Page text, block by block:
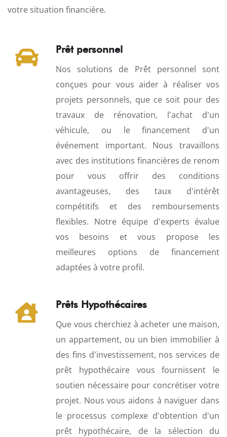
votre situation financière.
Prêt personnel
Nos solutions de Prêt personnel sont
conçues pour vous aider à réaliser vos
projets personnels, que ce soit pour des
travaux de rénovation, l'achat d'un
véhicule, ou le financement d'un
événement important. Nous travaillons
avec des institutions financières de renom
pour vous offrir des conditions
avantageuses, des taux d'intérêt
compétitifs et des remboursements
flexibles. Notre équipe d'experts évalue
vos besoins et vous propose les
meilleures options de financement
adaptées à votre profil.
Prêts Hypothécaires
Que vous cherchiez à acheter une maison,
un appartement, ou un bien immobilier à
des fins d'investissement, nos services de
prêt hypothécaire vous fournissent le
soutien nécessaire pour concrétiser votre
projet. Nous vous aidons à naviguer dans
le processus complexe d'obtention d'un
prêt hypothécaire, de la sélection du